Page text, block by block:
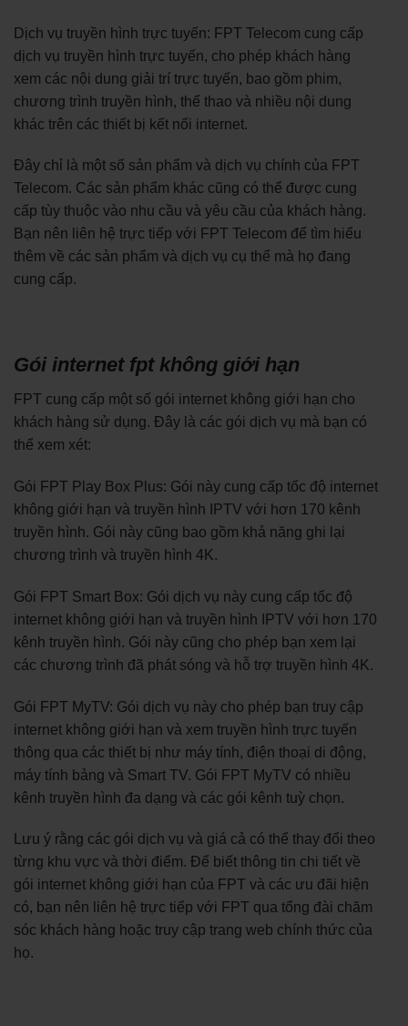
Dịch vụ truyền hình trực tuyến: FPT Telecom cung cấp
dịch vụ truyền hình trực tuyến, cho phép khách hàng
xem các nội dung giải trí trực tuyến, bao gồm phim,
chương trình truyền hình, thể thao và nhiều nội dung
khác trên các thiết bị kết nối internet.
Đây chỉ là một số sản phẩm và dịch vụ chính của FPT
Telecom. Các sản phẩm khác cũng có thể được cung
cấp tùy thuộc vào nhu cầu và yêu cầu của khách hàng.
Bạn nên liên hệ trực tiếp với FPT Telecom để tìm hiểu
thêm về các sản phẩm và dịch vụ cụ thể mà họ đang
cung cấp.
Gói internet fpt không giới hạn
FPT cung cấp một số gói internet không giới hạn cho
khách hàng sử dụng. Đây là các gói dịch vụ mà bạn có
thể xem xét:
Gói FPT Play Box Plus: Gói này cung cấp tốc độ internet
không giới hạn và truyền hình IPTV với hơn 170 kênh
truyền hình. Gói này cũng bao gồm khả năng ghi lại
chương trình và truyền hình 4K.
Gói FPT Smart Box: Gói dịch vụ này cung cấp tốc độ
internet không giới hạn và truyền hình IPTV với hơn 170
kênh truyền hình. Gói này cũng cho phép bạn xem lại
các chương trình đã phát sóng và hỗ trợ truyền hình 4K.
Gói FPT MyTV: Gói dịch vụ này cho phép bạn truy cập
internet không giới hạn và xem truyền hình trực tuyến
thông qua các thiết bị như máy tính, điện thoại di động,
máy tính bảng và Smart TV. Gói FPT MyTV có nhiều
kênh truyền hình đa dạng và các gói kênh tuỳ chọn.
Lưu ý rằng các gói dịch vụ và giá cả có thể thay đổi theo
từng khu vực và thời điểm. Để biết thông tin chi tiết về
gói internet không giới hạn của FPT và các ưu đãi hiện
có, bạn nên liên hệ trực tiếp với FPT qua tổng đài chăm
sóc khách hàng hoặc truy cập trang web chính thức của
họ.